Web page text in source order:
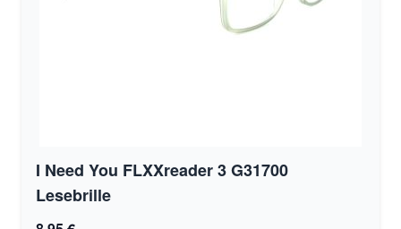
I Need You FLXXreader 3 G31700
Lesebrille